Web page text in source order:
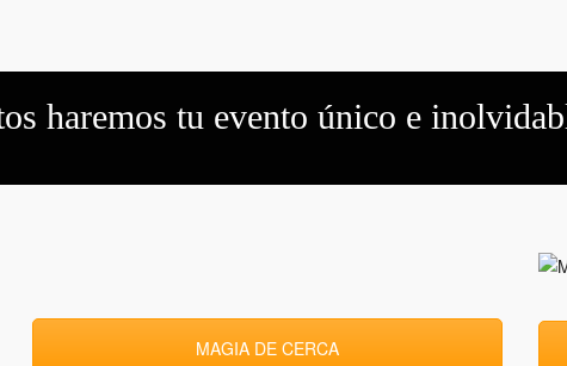
haremos tu evento único e
MAGIA DE CERCA